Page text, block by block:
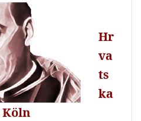
Hr
va
ts
ka